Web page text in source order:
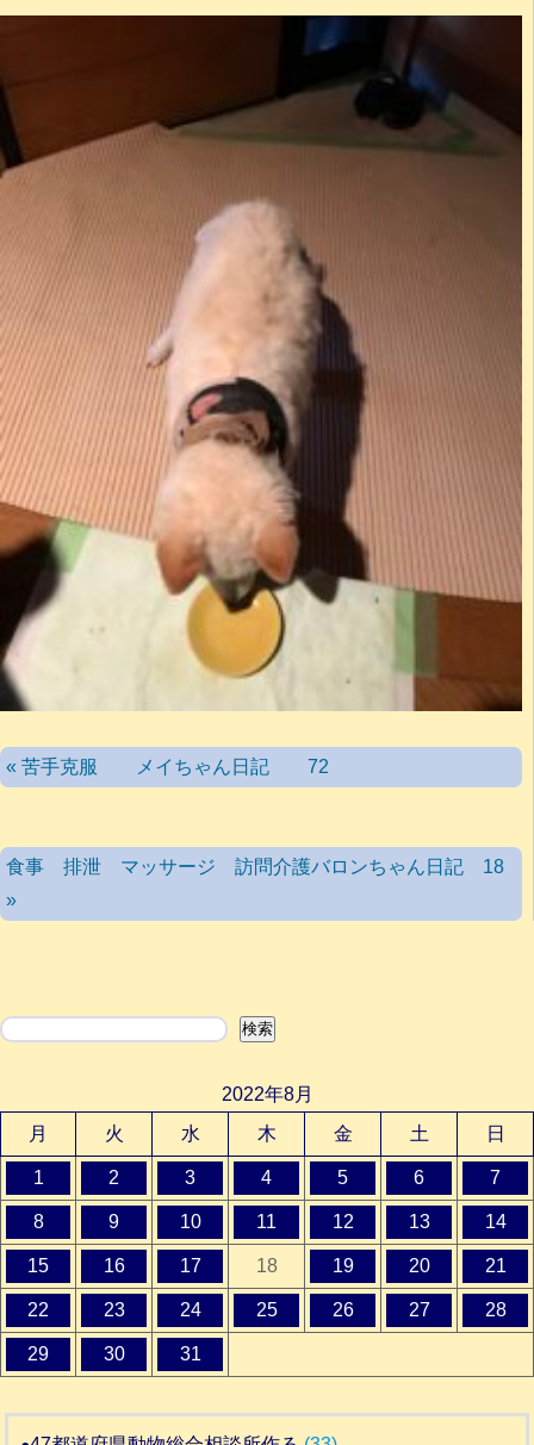
« 苦手克服 メイちゃん日記 72
食事 排泄 マッサージ 訪問介護バロンちゃん日記 18
»
検索 検索
2022年8月
月
火 水 木 金 土 日
1 2 3 4 5 6 7
8 9 10 11 12 13 14
15 16 17 18 19 20 21
22 23 24 25 26 27 28
29 30 31